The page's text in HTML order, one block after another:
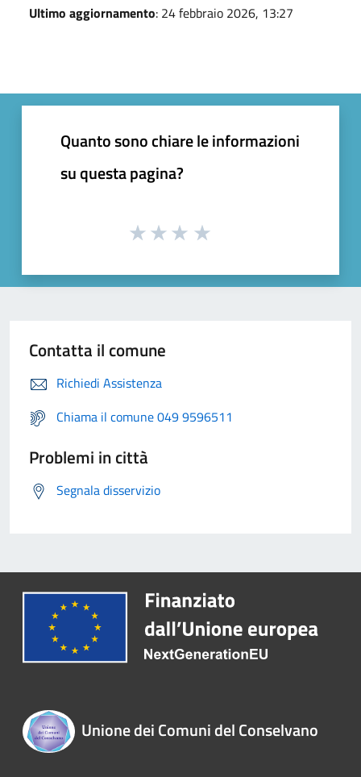
Ultimo aggiornamento: 24 febbraio 2026, 13:27
Quanto sono chiare le informazioni
su questa pagina?
Contatta il comune
Richiedi Assistenza
Chiama il comune 049 9596511
Problemi in città
Segnala disservizio
Unione dei Comuni del Conselvano